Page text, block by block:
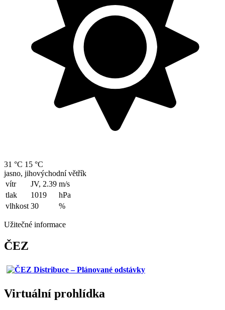
31 °C 15 °C
jasno, jihovýchodní větřík
vítr
JV, 2.39 m/s
tlak
1019
hPa
vlhkost 30 %
Užitečné informace
ČEZ
Virtuální prohlídka